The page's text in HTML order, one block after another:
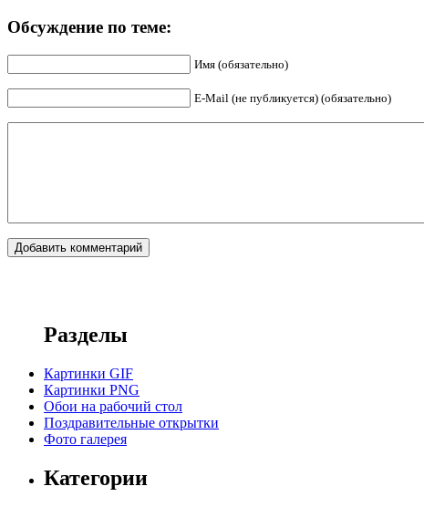
Обсуждение по теме:
Имя (обязательно)
E-Mail (не публикуется) (обязательно)
Разделы
Картинки GIF
Картинки PNG
Обои на рабочий стол
Поздравительные открытки
Фото галерея
Категории